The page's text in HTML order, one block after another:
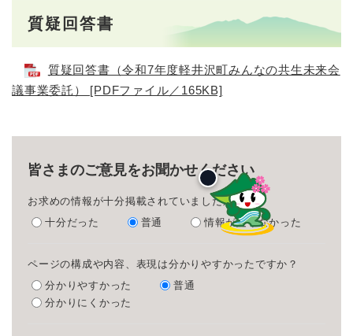
質疑回答書
質疑回答書（令和7年度軽井沢町みんなの共生未来会
議事業委託） [PDFファイル／165KB]
皆さまのご意見をお聞かせください
お求めの情報が十分掲載されていましたか？
十分だった
普通 情報が足りなかった
ページの構成や内容、表現は分かりやすかったですか？
分かりやすかった
普通
分かりにくかった